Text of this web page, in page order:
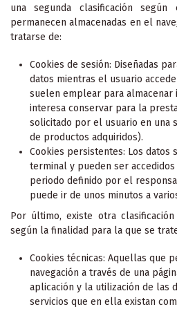
una segunda clasificación
permanecen almacenadas en el
tratarse de:
Cookies de sesión: Diseñadas
datos mientras el usuario
suelen emplear para almacenar
interesa conservar para la
solicitado por el usuario en una
de productos adquiridos).
Cookies persistentes: Los datos
terminal y pueden ser
periodo definido por el
puede ir de unos minutos a
Por último, existe otra
según la finalidad para la que se
Cookies técnicas: Aquellas que
navegación a través de una
aplicación y la utilización de las
servicios que en ella existan